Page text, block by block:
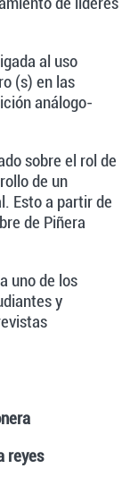
al uso
(s) en las
análogo-
sobre el rol de
de un
Esto a partir de
de Piñera
uno de los
y
reyes